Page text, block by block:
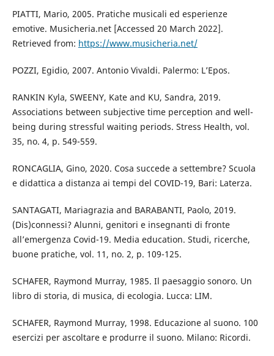
PIATTI, Mario, 2005. Pratiche musicali ed esperienze
emotive. Musicheria.net [Accessed 20 March 2022].
Retrieved from: https://www.musicheria.net/
POZZI, Egidio, 2007. Antonio Vivaldi. Palermo: L’Epos.
RANKIN Kyla, SWEENY, Kate and KU, Sandra, 2019.
Associations between subjective time perception and well-
being during stressful waiting periods. Stress Health, vol.
35, no. 4, p. 549-559.
RONCAGLIA, Gino, 2020. Cosa succede a settembre? Scuola
e didattica a distanza ai tempi del COVID-19, Bari: Laterza.
SANTAGATI, Mariagrazia and BARABANTI, Paolo, 2019.
(Dis)connessi? Alunni, genitori e insegnanti di fronte
all’emergenza Covid-19. Media education. Studi, ricerche,
buone pratiche, vol. 11, no. 2, p. 109-125.
SCHAFER, Raymond Murray, 1985. Il paesaggio sonoro. Un
libro di storia, di musica, di ecologia. Lucca: LIM.
SCHAFER, Raymond Murray, 1998. Educazione al suono. 100
esercizi per ascoltare e produrre il suono. Milano: Ricordi.